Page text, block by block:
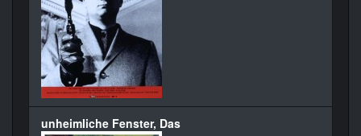
unheimliche Fenster, Das